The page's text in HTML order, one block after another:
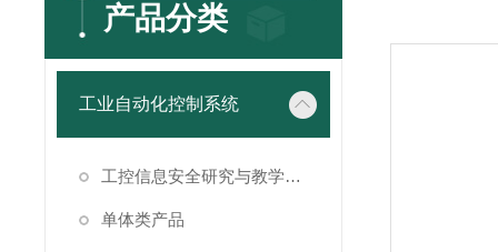
产品分类
工业自动化控制系统
工控信息安全研究与教学仿真系统
单体类产品